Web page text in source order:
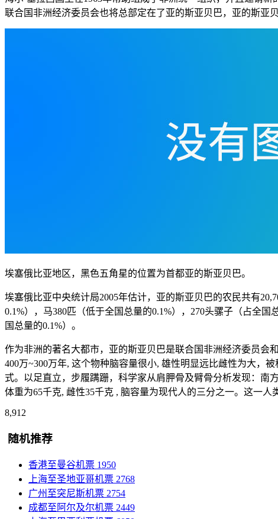
联合国非洲经济委员会也将总部定在了亚的斯亚贝巴，亚的斯亚
埃塞俄比亚地区，黑色五角星的位置为首都亚的斯亚贝巴。
埃塞俄比亚中央统计局2005年估计，亚的斯亚贝巴的农民共有
0.1%），马380匹（低于全国总量的0.1%），270头骡子（占全
国总量的0.1%）。
作为非洲的著名大都市，亚的斯亚贝巴是联合国非洲经济委员会
400万~300万年, 这个物种脑容量很小, 雄性明显远比雌性为大，
式。以足直立，步履蹒跚，科学家从肩胛骨及臂骨分析发现：南
体重为65千克, 雌性35千克 , 脑容量为现代人的三分之一。这一
8,912
随机推荐
香港至曼谷机票 1950
上海至圣地亚哥机票 2768
广州至突尼斯机票 2754
成都至阿尔及尔机票 2449